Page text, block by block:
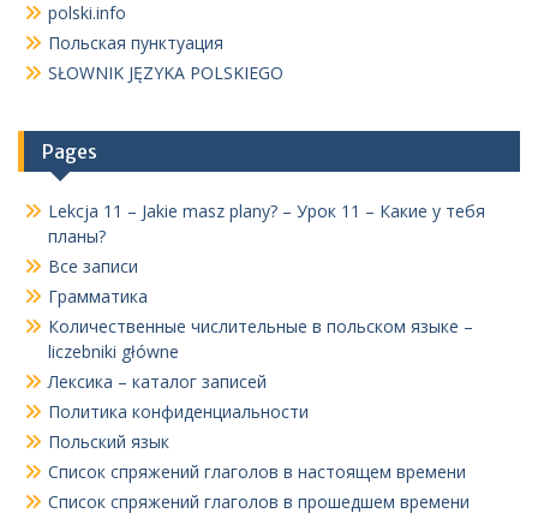
polski.info
Польская пунктуация
SŁOWNIK JĘZYKA POLSKIEGO
Pages
Lekcja 11 – Jakie masz plany? – Урок 11 – Какие у тебя
планы?
Все записи
Грамматика
Количественные числительные в польском языке –
liczebniki główne
Лексика – каталог записей
Политика конфиденциальности
Польский язык
Список спряжений глаголов в настоящем времени
Список спряжений глаголов в прошедшем времени